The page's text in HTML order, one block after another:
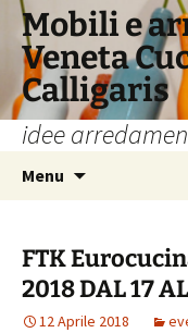
Vai
contenuto
Mobili e
Veneta
Calligaris
idee
Menu
FTK
2018 DAL 17
12 Aprile 2018